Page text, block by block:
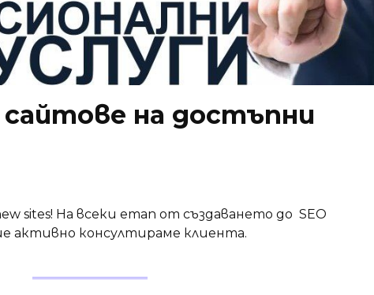
на достъпни
sites! На всеки етап от създаването до SEO
активно консултираме клиента.